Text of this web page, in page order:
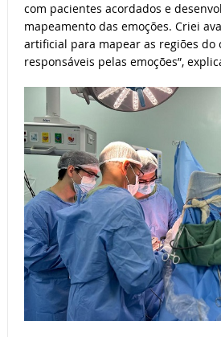
com pacientes acordados e
mapeamento das emoções. Criei
artificial para mapear as regiões do
responsáveis pelas emoções”,